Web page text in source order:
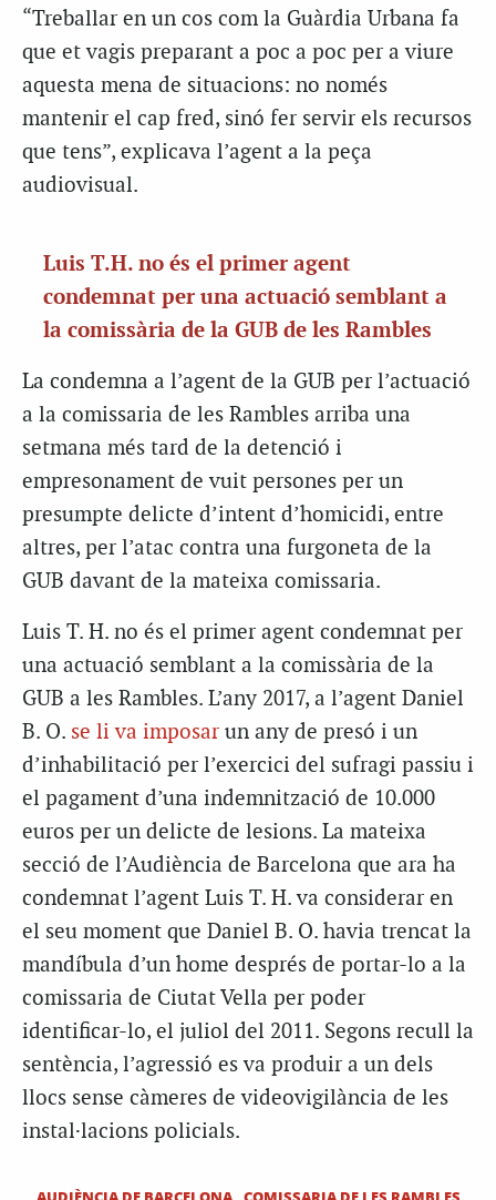
“Treballar en un cos com la Guàrdia Urbana fa
que et vagis preparant a poc a poc per a viure
aquesta mena de situacions: no només
mantenir el cap fred, sinó fer servir els recursos
que tens”, explicava l’agent a la peça
audiovisual.
Luis T.H. no és el primer agent
condemnat per una actuació semblant a
la comissària de la GUB de les Rambles
La condemna a l’agent de la GUB per l’actuació
a la comissaria de les Rambles arriba una
setmana més tard de la detenció i
empresonament de vuit persones per un
presumpte delicte d’intent d’homicidi, entre
altres, per l’atac contra una furgoneta de la
GUB davant de la mateixa comissaria.
Luis T. H. no és el primer agent condemnat per
una actuació semblant a la comissària de la
GUB a les Rambles. L’any 2017, a l’agent Daniel
B. O. se li va imposar un any de presó i un
d’inhabilitació per l’exercici del sufragi passiu i
el pagament d’una indemnització de 10.000
euros per un delicte de lesions. La mateixa
secció de l’Audiència de Barcelona que ara ha
condemnat l’agent Luis T. H. va considerar en
el seu moment que Daniel B. O. havia trencat la
mandíbula d’un home després de portar-lo a la
comissaria de Ciutat Vella per poder
identificar-lo, el juliol del 2011. Segons recull la
sentència, l’agressió es va produir a un dels
llocs sense càmeres de videovigilància de les
instal·lacions policials.